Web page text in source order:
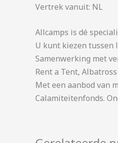
Vertrek vanuit: NL
Allcamps is dé
U kunt kiezen tussen
Samenwerking met
Rent a Tent,
Met een aanbod van
Calamiteitenfonds.